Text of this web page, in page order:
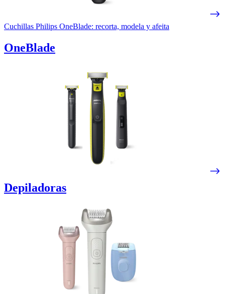
Cuchillas Philips OneBlade: recorta, modela y afeita
OneBlade
Depiladoras